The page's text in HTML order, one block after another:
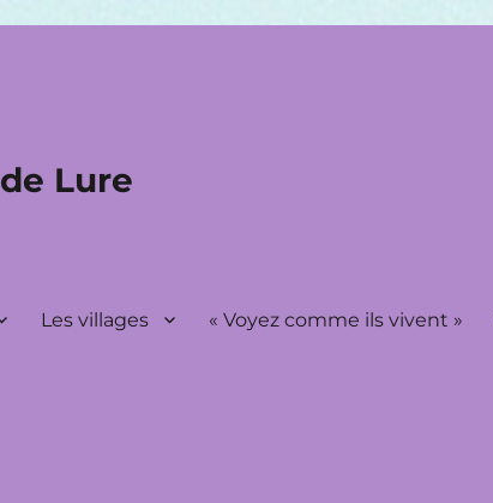
Lure
Les villages « Voyez comme ils vivent »